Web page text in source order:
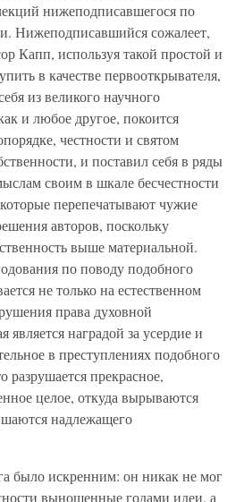
нижеподписавшегося по
Нижеподписавшийся сожалеет,
Капп, используя такой простой и
в качестве первооткрывателя,
из великого научного
и любое другое, покоится
честности и святом
и поставил себя в ряды
своим в шкале бесчестности
перепечатывают чужие
авторов, поскольку
выше материальной.
по поводу подобного
не только на естественном
права духовной
является наградой за усердие и
в преступлениях подобного
разрушается прекрасное,
целое, откуда вырываются
надлежащего
было искренним: он никак не мог
выношенные годами идеи, а